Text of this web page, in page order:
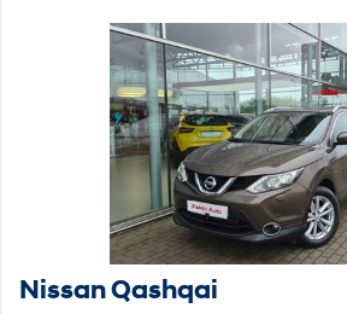
Nissan Qashqai